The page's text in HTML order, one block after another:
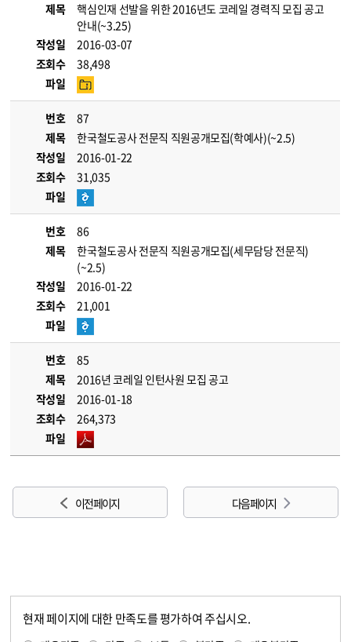
제목
핵심인재 선발을 위한 2016년도 코레일 경력직 모집 공고
안내(~3.25)
작성일
2016-03-07
조회수
38,498
파일
번호
87
제목
한국철도공사 전문직 직원공개모집(학예사)(~2.5)
작성일
2016-01-22
조회수
31,035
파일
번호
86
제목
한국철도공사 전문직 직원공개모집(세무담당 전문직)
(~2.5)
작성일
2016-01-22
조회수
21,001
파일
번호
85
제목
2016년 코레일 인턴사원 모집 공고
작성일
2016-01-18
조회수
264,373
파일
이전 페이지 다음 페이지
현재 페이지에 대한 만족도를 평가하여 주십시오.